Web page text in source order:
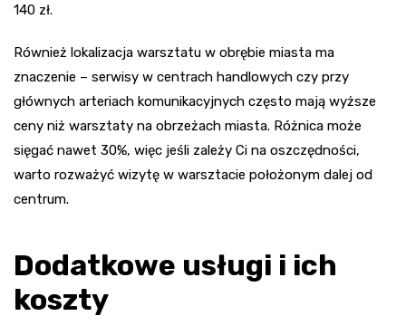
140 zł.
Również lokalizacja warsztatu w obrębie miasta ma
znaczenie – serwisy w centrach handlowych czy przy
głównych arteriach komunikacyjnych często mają wyższe
ceny niż warsztaty na obrzeżach miasta. Różnica może
sięgać nawet 30%, więc jeśli zależy Ci na oszczędności,
warto rozważyć wizytę w warsztacie położonym dalej od
centrum.
Dodatkowe usługi i ich
koszty